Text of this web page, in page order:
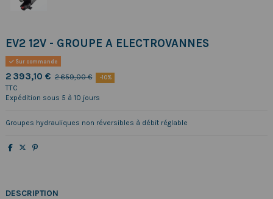
EV2 12V - GROUPE A ELECTROVANNES
Sur commande
2 393,10 € 2 659,00 € -10%
TTC
Expédition sous 5 à 10 jours
Groupes hydrauliques non réversibles à débit réglable
DESCRIPTION